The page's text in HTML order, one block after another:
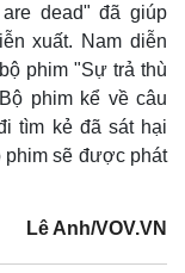
nghệ
số
dead" đã giúp
xuất. Nam diễn
phim "Sự trả thù
phim kể về câu
tìm kẻ đã sát hại
phim sẽ được phát
Lê Anh/VOV.VN